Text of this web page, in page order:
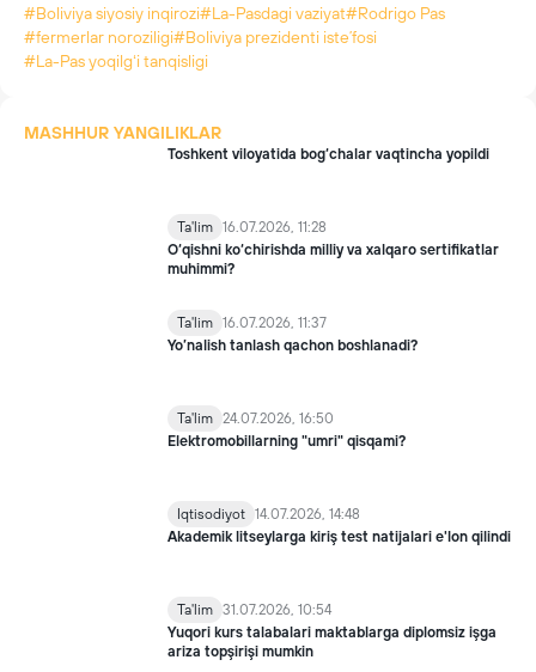
#Boliviya siyosiy inqirozi#La-Pasdagi vaziyat#Rodrigo Pas
#fermerlar noroziligi#Boliviya prezidenti isteʼfosi
#La-Pas yoqilgʻi tanqisligi
MASHHUR YANGILIKLAR
Toshkent viloyatida bog‘chalar vaqtincha yopildi
Ta'lim 16.07.2026, 11:28
O‘qishni ko‘chirishda milliy va xalqaro sertifikatlar
muhimmi?
Ta'lim 16.07.2026, 11:37
Yo’nalish tanlash qachon boshlanadi?
Ta'lim 24.07.2026, 16:50
Elektromobillarning "umri" qisqami?
Iqtisodiyot 14.07.2026, 14:48
Akademik litseylarga kiriş test natijalari e'lon qilindi
Ta'lim 31.07.2026, 10:54
Yuqori kurs talabalari maktablarga diplomsiz işga
ariza topşirişi mumkin